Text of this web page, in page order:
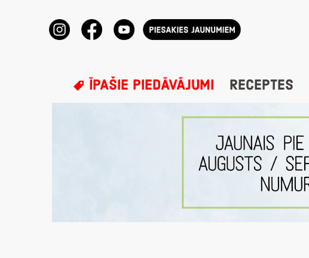
ĪPAŠIE PIEDĀVĀJUMI RECEPTES